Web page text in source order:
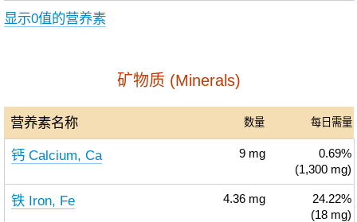
显示0值的营养素
矿物质 (Minerals)
营养素名称 数量 每日需量
钙 Calcium, Ca 9 mg
0.69%
(1,300 mg)
铁 Iron, Fe 4.36 mg
24.22%
(18 mg)